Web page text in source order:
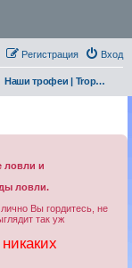
Вход
Регистрация
Наши трофеи | Trophy Room
ловли и
ловли.
Вы гордитесь, не
так уж